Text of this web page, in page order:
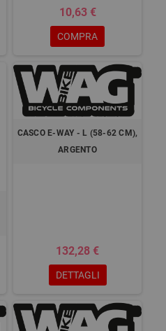
10,63 €
COMPRA
CASCO E-WAY - L (58-62 CM),
ARGENTO
132,28 €
DETTAGLI